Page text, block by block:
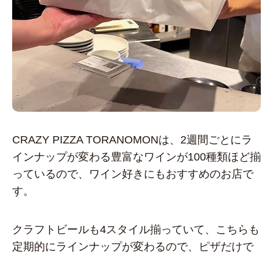
CRAZY PIZZA TORANOMONは、2週間ごとにラ
インナップが変わる豊富なワインが100種類ほど揃
っているので、ワイン好きにもおすすめのお店で
す。
クラフトビールも4スタイル揃っていて、こちらも
定期的にラインナップが変わるので、ピザだけで